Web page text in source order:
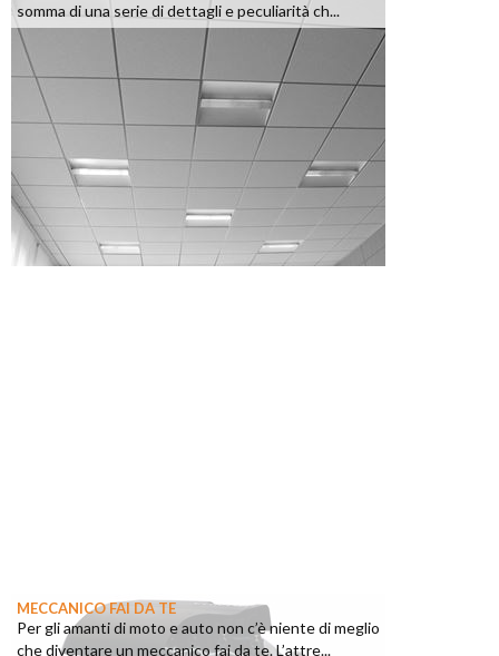
somma di una serie di dettagli e peculiarità ch...
MECCANICO FAI DA TE
Per gli amanti di moto e auto non c’è niente di meglio
che diventare un meccanico fai da te. L’attre...